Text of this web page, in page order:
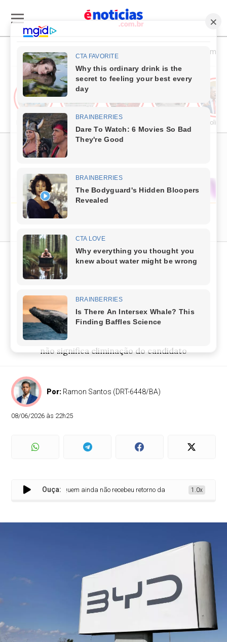
Esporte & Cultura Política & Economia
Publieditorial Política
Quem ainda não recebeu
retorno da BYD não foi
descartado e deve aguardar
novas etapas
Seleções continuam ativas e ausência de retorno
não significa eliminação do candidato
Por: Ramon Santos (DRT-6448/BA)
08/06/2026 às 22h25
Ouça:Quem ainda não recebeu retorno da BYD não foi1.0x